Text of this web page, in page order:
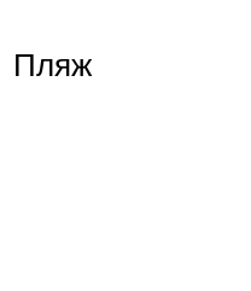
Пляж